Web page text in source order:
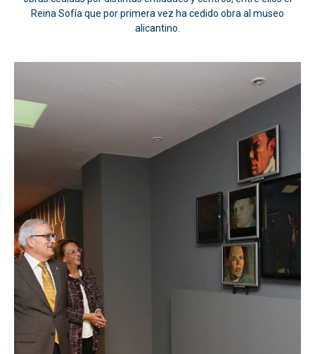
Reina Sofía que por primera vez ha cedido obra al museo
alicantino.